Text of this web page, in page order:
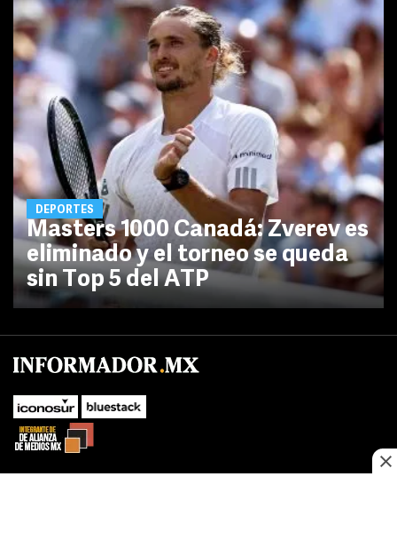
DEPORTES
Masters 1000 Canadá: Zverev es
eliminado y el torneo se queda
sin Top 5 del ATP